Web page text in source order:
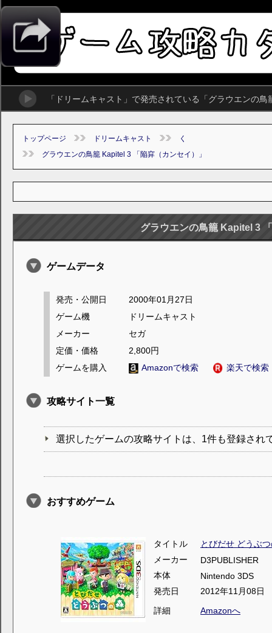
「ドリームキャスト」で発売されている「グラウエンの
トップページ ドリームキャスト
く
グラウエンの鳥籠 Kapitel 3 「陥穽（カンセイ）」
グラウエンの鳥籠 Kapitel 3
ゲームデータ
発売・公開日
2000年01月27日
ゲーム機
ドリームキャスト
メーカー
セガ
定価・価格
2,800円
ゲームを購入
Amazonで検索 楽天で検索
攻略サイト一覧
選択したゲームの攻略サイトは、1件も登録され
おすすめゲーム
タイトル
とびだせ どうぶ
メーカー
D3PUBLISHER
本体
Nintendo 3DS
発売日
2012年11月08日
詳細
Amazonへ